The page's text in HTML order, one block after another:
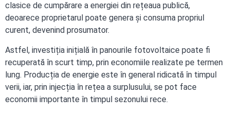
clasice de cumpărare a energiei din rețeaua publică,
deoarece proprietarul poate genera și consuma propriul
curent, devenind prosumator.
Astfel, investiția inițială în panourile fotovoltaice poate fi
recuperată în scurt timp, prin economiile realizate pe termen
lung. Producția de energie este în general ridicată în timpul
verii, iar, prin injecția în rețea a surplusului, se pot face
economii importante în timpul sezonului rece.